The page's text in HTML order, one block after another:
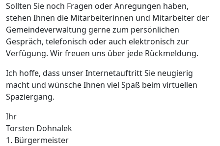
Sollten Sie noch Fragen oder Anregungen haben,
stehen Ihnen die Mitarbeiterinnen und Mitarbeiter der
Gemeindeverwaltung gerne zum persönlichen
Gespräch, telefonisch oder auch elektronisch zur
Verfügung. Wir freuen uns über jede Rückmeldung.
Ich hoffe, dass unser Internetauftritt Sie neugierig
macht und wünsche Ihnen viel Spaß beim virtuellen
Spaziergang.
Ihr
Torsten Dohnalek
1. Bürgermeister